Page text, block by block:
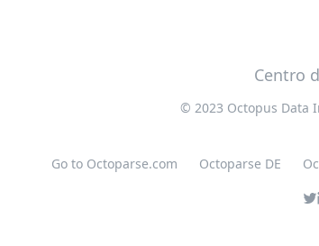
Centro
© 2023 Octopus Data
Go to Octoparse.com Octoparse DE